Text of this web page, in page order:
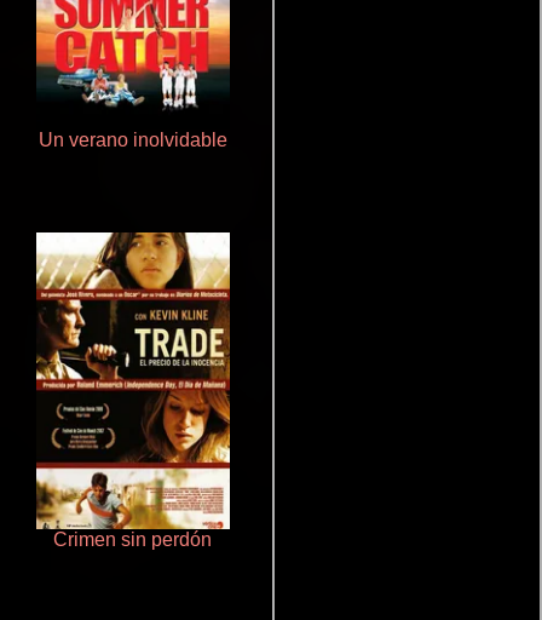
Un verano inolvidable
Crimen sin perdón